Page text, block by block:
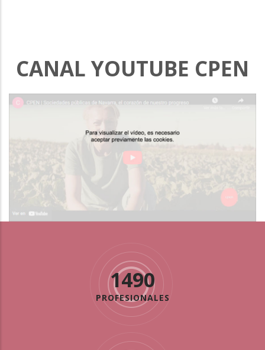
CANAL YOUTUBE CPEN
1490
PROFESIONALES